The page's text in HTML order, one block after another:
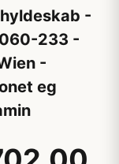
-
233 -
-
eg